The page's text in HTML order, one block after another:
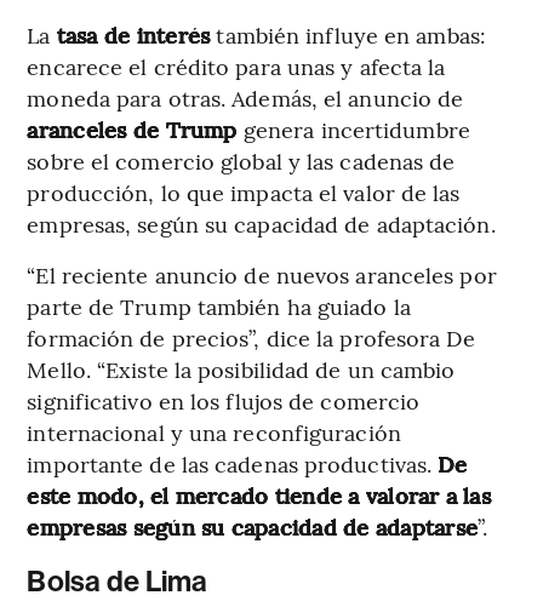
La tasa de interéstambién influye en ambas:
encarece el crédito para unas y afecta la
moneda para otras. Además, el anuncio de
aranceles de Trump genera incertidumbre
sobre el comercio global y las cadenas de
producción, lo que impacta el valor de las
empresas, según su capacidad de adaptación.
“El reciente anuncio de nuevos aranceles por
parte de Trump también ha guiado la
formación de precios”, dice la profesora De
Mello. “Existe la posibilidad de un cambio
significativo en los flujos de comercio
internacional y una reconfiguración
importante de las cadenas productivas. De
este modo, el mercado tiende a valorar a las
empresas según su capacidad de adaptarse”.
Bolsa de Lima